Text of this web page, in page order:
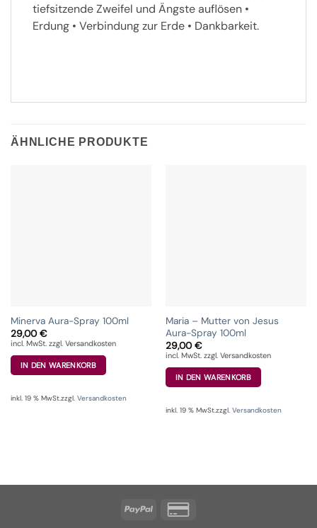
tiefsitzende Zweifel und Ängste auflösen •
Erdung • Verbindung zur Erde • Dankbarkeit.
ÄHNLICHE PRODUKTE
Minerva Aura-Spray 100ml
29,00€
incl. MwSt. zzgl. Versandkosten
IN DEN WARENKORB
inkl. 19 % MwSt.zzgl. Versandkosten
Maria – Mutter von Jesus
Aura-Spray 100ml
29,00€
incl. MwSt. zzgl. Versandkosten
IN DEN WARENKORB
inkl. 19 % MwSt.zzgl. Versandkosten